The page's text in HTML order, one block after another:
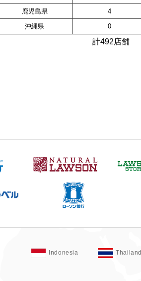
鹿児島県
4
沖縄県 0
計492店舗
Indonesia Thailand